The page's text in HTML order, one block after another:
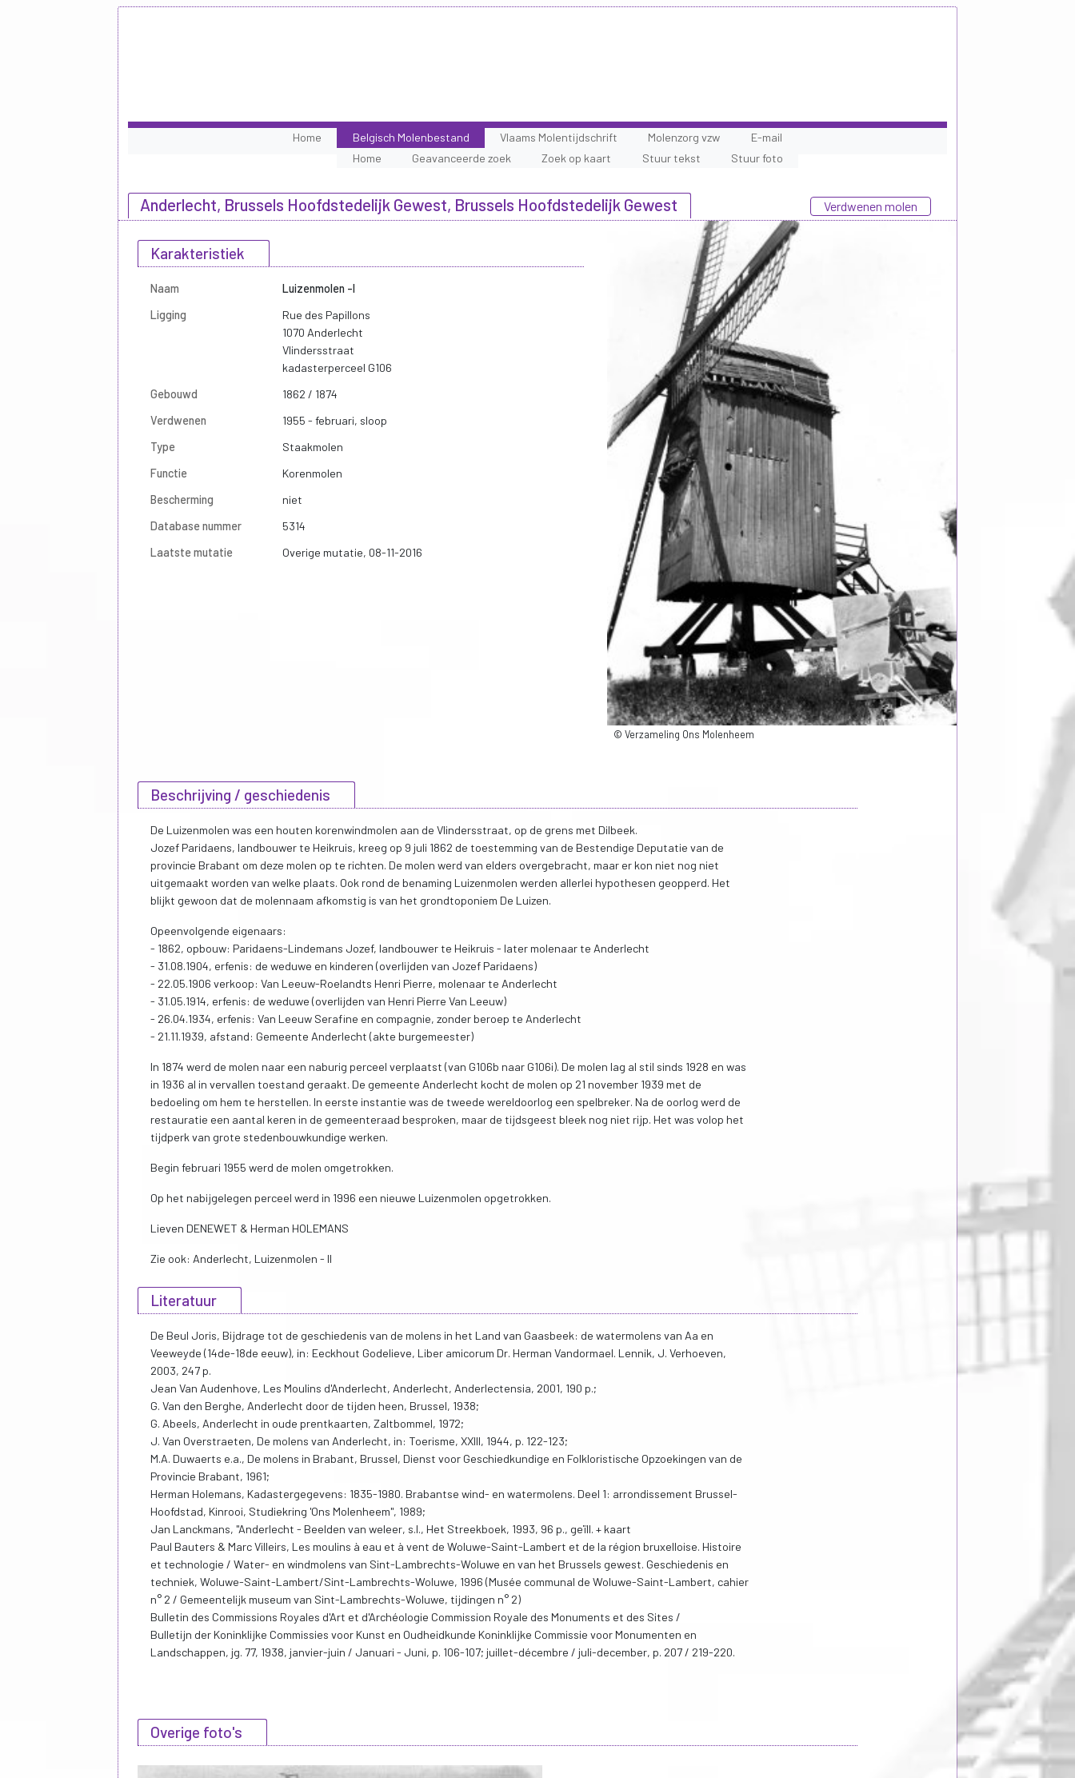
Home
Belgisch Molenbestand
Home
Geavanceerde zoek Zoek op kaart Stuur tekst Stuur foto
Vlaams Molentijdschrift Molenzorg vzw E-mail
Anderlecht, Brussels Hoofdstedelijk Gewest, Brussels Hoofdstedelijk Gewest Verdwenen molen
Karakteristiek
Naam
Luizenmolen -I
Ligging
Rue des Papillons
1070 Anderlecht
Vlindersstraat
kadasterperceel G106
Gebouwd
1862 / 1874
Verdwenen
1955 - februari, sloop
Type
Staakmolen
Functie
Korenmolen
Bescherming
niet
Database nummer
5314
Laatste mutatie
Overige mutatie, 08-11-2016
© Verzameling Ons Molenheem
Beschrijving / geschiedenis
De Luizenmolen was een houten korenwindmolen aan de Vlindersstraat, op de grens met Dilbeek.
Jozef Paridaens, landbouwer te Heikruis, kreeg op 9 juli 1862 de toestemming van de Bestendige Deputatie van de
provincie Brabant om deze molen op te richten. De molen werd van elders overgebracht, maar er kon niet nog niet
uitgemaakt worden van welke plaats. Ook rond de benaming Luizenmolen werden allerlei hypothesen geopperd. Het
blijkt gewoon dat de molennaam afkomstig is van het grondtoponiem De Luizen.
Opeenvolgende eigenaars:
- 1862, opbouw: Paridaens-Lindemans Jozef, landbouwer te Heikruis - later molenaar te Anderlecht
- 31.08.1904, erfenis: de weduwe en kinderen (overlijden van Jozef Paridaens)
- 22.05.1906 verkoop: Van Leeuw-Roelandts Henri Pierre, molenaar te Anderlecht
- 31.05.1914, erfenis: de weduwe (overlijden van Henri Pierre Van Leeuw)
- 26.04.1934, erfenis: Van Leeuw Serafine en compagnie, zonder beroep te Anderlecht
- 21.11.1939, afstand: Gemeente Anderlecht (akte burgemeester)
In 1874 werd de molen naar een naburig perceel verplaatst (van G106b naar G106i). De molen lag al stil sinds 1928 en was
in 1936 al in vervallen toestand geraakt. De gemeente Anderlecht kocht de molen op 21 november 1939 met de
bedoeling om hem te herstellen. In eerste instantie was de tweede wereldoorlog een spelbreker. Na de oorlog werd de
restauratie een aantal keren in de gemeenteraad besproken, maar de tijdsgeest bleek nog niet rijp. Het was volop het
tijdperk van grote stedenbouwkundige werken.
Begin februari 1955 werd de molen omgetrokken.
Op het nabijgelegen perceel werd in 1996 een nieuwe Luizenmolen opgetrokken.
Lieven DENEWET & Herman HOLEMANS
Zie ook: Anderlecht, Luizenmolen - II
Literatuur
De Beul Joris, Bijdrage tot de geschiedenis van de molens in het Land van Gaasbeek: de watermolens van Aa en
Veeweyde (14de-18de eeuw), in: Eeckhout Godelieve, Liber amicorum Dr. Herman Vandormael. Lennik, J. Verhoeven,
2003, 247 p.
Jean Van Audenhove, Les Moulins d'Anderlecht, Anderlecht, Anderlectensia, 2001, 190 p.;
G. Van den Berghe, Anderlecht door de tijden heen, Brussel, 1938;
G. Abeels, Anderlecht in oude prentkaarten, Zaltbommel, 1972;
J. Van Overstraeten, De molens van Anderlecht, in: Toerisme, XXIII, 1944, p. 122-123;
M.A. Duwaerts e.a., De molens in Brabant, Brussel, Dienst voor Geschiedkundige en Folkloristische Opzoekingen van de
Provincie Brabant, 1961;
Herman Holemans, Kadastergegevens: 1835-1980. Brabantse wind- en watermolens. Deel 1: arrondissement Brussel-
Hoofdstad, Kinrooi, Studiekring 'Ons Molenheem", 1989;
Jan Lanckmans, "Anderlecht - Beelden van weleer, s.l., Het Streekboek, 1993, 96 p., geïll. + kaart
Paul Bauters & Marc Villeirs, Les moulins à eau et à vent de Woluwe-Saint-Lambert et de la région bruxelloise. Histoire
et technologie / Water- en windmolens van Sint-Lambrechts-Woluwe en van het Brussels gewest. Geschiedenis en
techniek, Woluwe-Saint-Lambert/Sint-Lambrechts-Woluwe, 1996 (Musée communal de Woluwe-Saint-Lambert, cahier
n° 2 / Gemeentelijk museum van Sint-Lambrechts-Woluwe, tijdingen n° 2)
Bulletin des Commissions Royales d'Art et d'Archéologie Commission Royale des Monuments et des Sites /
Bulletijn der Koninklijke Commissies voor Kunst en Oudheidkunde Koninklijke Commissie voor Monumenten en
Landschappen, jg. 77, 1938, janvier-juin / Januari - Juni, p. 106-107; juillet-décembre / juli-december, p. 207 / 219-220.
Overige foto's